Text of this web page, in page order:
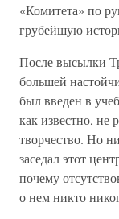
«Комитета» по
грубейшую
После высылки
большей
был введен в
как известно, не
творчество. Но
заседал этот
почему
о нем никто